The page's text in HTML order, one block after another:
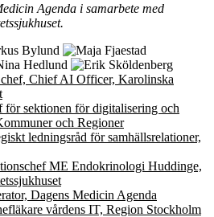
Agenda i samarbete med
chef, Chief AI Officer, Karolinska
sektionen för digitalisering och
och Regioner
ledningsråd för samhällsrelationer,
ME Endokrinologi Huddinge,
Dagens Medicin Agenda
vårdens IT, Region Stockholm